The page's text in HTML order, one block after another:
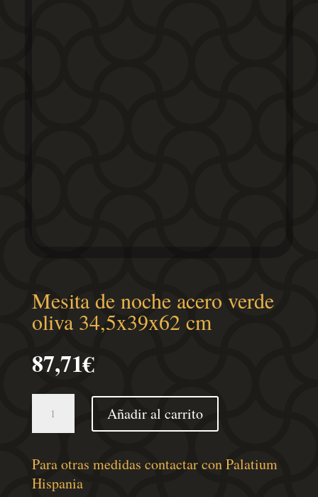
Mesita de noche acero verde
oliva 34,5x39x62 cm
87,71€
acero
verde
Añadir al carrito
Para otras medidas contactar con Palatium
Hispania